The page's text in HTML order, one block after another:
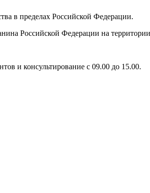
в пределах Российской Федерации.
Российской Федерации на
и консультирование с 09.00 до 15.00.